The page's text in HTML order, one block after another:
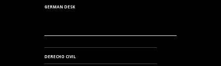
GERMAN DESK
DERECHO CIVIL